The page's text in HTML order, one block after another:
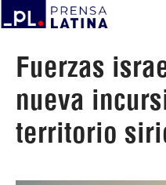
Fuerzas
nueva
territorio